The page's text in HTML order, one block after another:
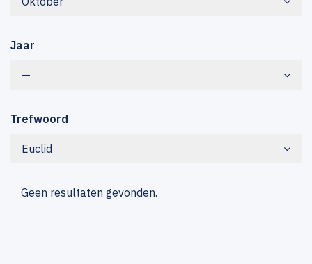
Jaar
—
Trefwoord
Euclid
Geen resultaten gevonden.